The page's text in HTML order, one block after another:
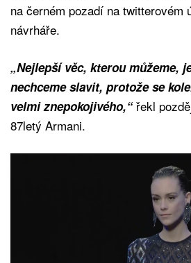
na černém pozadí na twitterovém
návrháře.
„Nejlepší věc, kterou můžeme,
nechceme slavit, protože se
velmi znepokojivého,“ řekl
87letý Armani.